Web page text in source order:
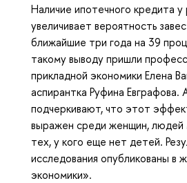
Наличие ипотечного кредита у
увеличивает вероятность
ближайшие три года на 39
такому выводу пришли
прикладной экономики Елена
аспирантка Руфина Евграфова.
подчеркивают, что этот
выражен среди женщин,
тех, у кого еще нет детей.
исследования опубликованы в
экономики».